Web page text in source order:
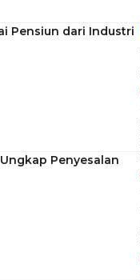
Pensiun dari Industri
Penyesalan